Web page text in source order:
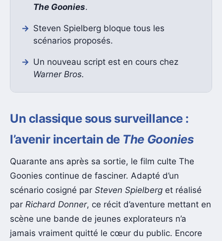
The Goonies.
Steven Spielberg bloque tous les
scénarios proposés.
Un nouveau script est en cours chez
Warner Bros.
Un classique sous surveillance :
l’avenir incertain de The Goonies
Quarante ans après sa sortie, le film culte The
Goonies continue de fasciner. Adapté d’un
scénario cosigné par Steven Spielberg et réalisé
par Richard Donner, ce récit d’aventure mettant en
scène une bande de jeunes explorateurs n’a
jamais vraiment quitté le cœur du public. Encore